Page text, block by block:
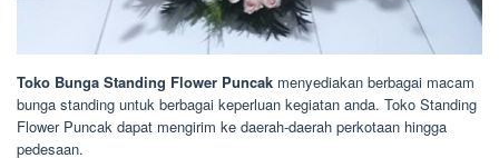
Toko Bunga Standing Flower Puncak menyediakan berbagai macam
bunga standing untuk berbagai keperluan kegiatan anda. Toko Standing
Flower Puncak dapat mengirim ke daerah-daerah perkotaan hingga
pedesaan.